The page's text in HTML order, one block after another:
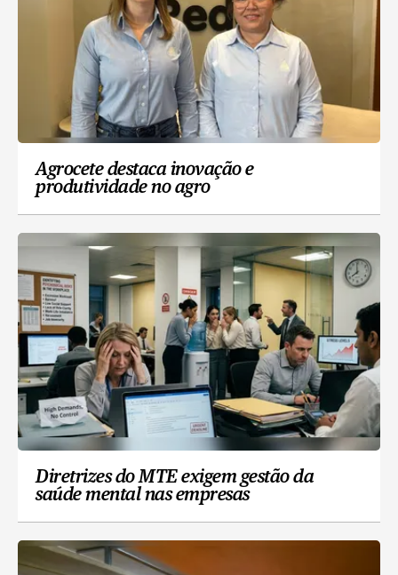
Agrocete destaca inovação e
produtividade no agro
Diretrizes do MTE exigem gestão da
saúde mental nas empresas